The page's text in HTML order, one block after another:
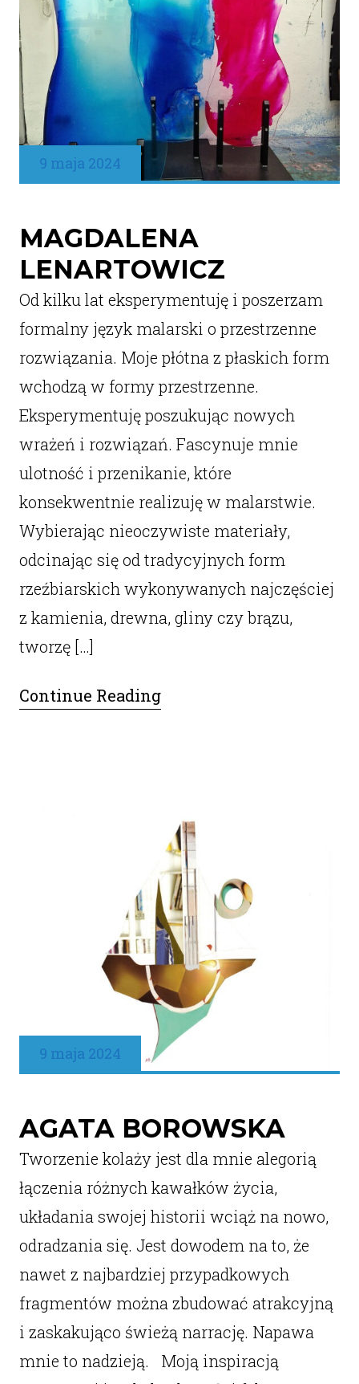
9 maja 2024
MAGDALENA
LENARTOWICZ
Od kilku lat eksperymentuję i poszerzam
formalny język malarski o przestrzenne
rozwiązania. Moje płótna z płaskich form
wchodzą w formy przestrzenne.
Eksperymentuję poszukując nowych
wrażeń i rozwiązań. Fascynuje mnie
ulotność i przenikanie, które
konsekwentnie realizuję w malarstwie.
Wybierając nieoczywiste materiały,
odcinając się od tradycyjnych form
rzeźbiarskich wykonywanych najczęściej
z kamienia, drewna, gliny czy brązu,
tworzę […]
Continue Reading
9 maja 2024
AGATA BOROWSKA
Tworzenie kolaży jest dla mnie alegorią
łączenia różnych kawałków życia,
układania swojej historii wciąż na nowo,
odradzania się. Jest dowodem na to, że
nawet z najbardziej przypadkowych
fragmentów można zbudować atrakcyjną
i zaskakująco świeżą narrację. Napawa
mnie to nadzieją. Moją inspiracją